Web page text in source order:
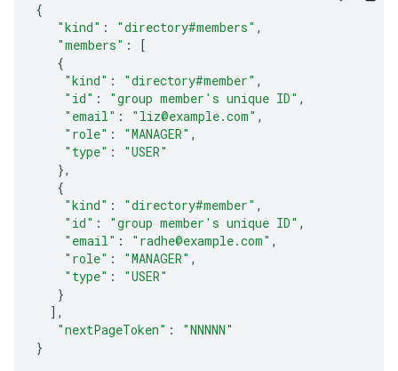
{
"kind" : "directory#members" ,
"members" :
[
{
"kind" : "directory#member" ,
"id" : "group member's unique ID" ,
"email" : "liz@example.com" ,
"role" : "MANAGER" ,
"type" :
"USER"
},
{
"kind" : "directory#member" ,
"id" : "group member's unique ID" ,
"email" : "radhe@example.com" ,
"role" : "MANAGER" ,
"type" :
"USER"
}
],
"nextPageToken" :
"NNNNN"
}